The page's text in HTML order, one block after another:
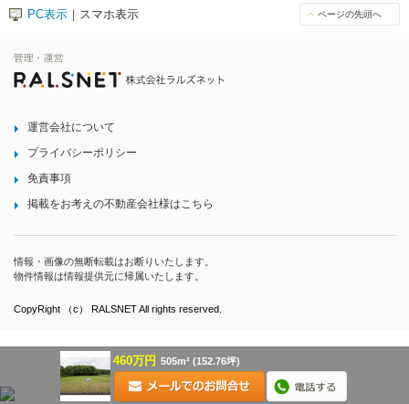
PC表示 ｜スマホ表示 ページの先頭へ
運営会社について
プライバシーポリシー
免責事項
掲載をお考えの不動産会社様はこちら
情報・画像の無断転載はお断りいたします。
物件情報は情報提供元に帰属いたします。
CopyRight （c） RALSNET All rights reserved.
460万円 505m² (152.76坪)